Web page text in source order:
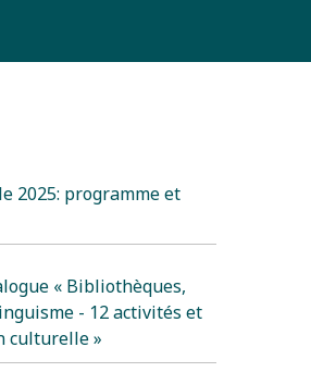
2025: programme et
« Bibliothèques,
- 12 activités et
culturelle »